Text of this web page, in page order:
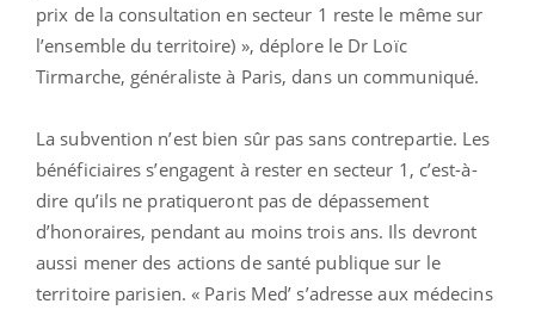
prix de la consultation en secteur 1 reste le même sur
l’ensemble du territoire) », déplore le Dr Loïc
Tirmarche, généraliste à Paris, dans un communiqué.
La subvention n’est bien sûr pas sans contrepartie. Les
bénéficiaires s’engagent à rester en secteur 1, c’est-à-
dire qu’ils ne pratiqueront pas de dépassement
d’honoraires, pendant au moins trois ans. Ils devront
aussi mener des actions de santé publique sur le
territoire parisien. « Paris Med’ s’adresse aux médecins